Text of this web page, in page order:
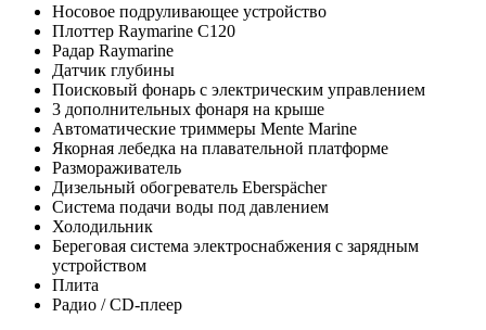
Носовое подруливающее устройство
Плоттер Raymarine C120
Радар Raymarine
Датчик глубины
Поисковый фонарь с электрическим управлением
3 дополнительных фонаря на крыше
Автоматические триммеры Mente Marine
Якорная лебедка на плавательной платформе
Размораживатель
Дизельный обогреватель Eberspächer
Система подачи воды под давлением
Холодильник
Береговая система электроснабжения с зарядным
устройством
Плита
Радио / CD-плеер